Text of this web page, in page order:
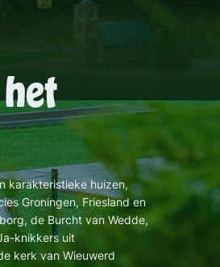
karakteristieke huizen,
Groningen, Friesland en
de Burcht van Wedde,
knikkers uit
kerk van Wieuwerd